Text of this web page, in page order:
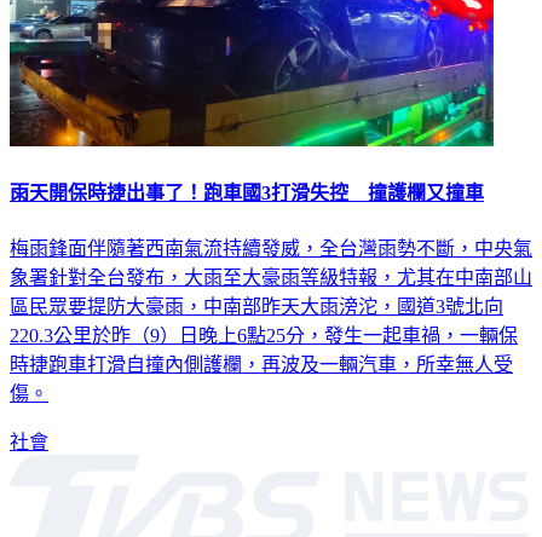
雨天開保時捷出事了！跑車國3打滑失控 撞護欄又撞車
梅雨鋒面伴隨著西南氣流持續發威，全台灣雨勢不斷，中央氣
象署針對全台發布，大雨至大豪雨等級特報，尤其在中南部山
區民眾要提防大豪雨，中南部昨天大雨滂沱，國道3號北向
220.3公里於昨（9）日晚上6點25分，發生一起車禍，一輛保
時捷跑車打滑自撞內側護欄，再波及一輛汽車，所幸無人受
傷。
社會